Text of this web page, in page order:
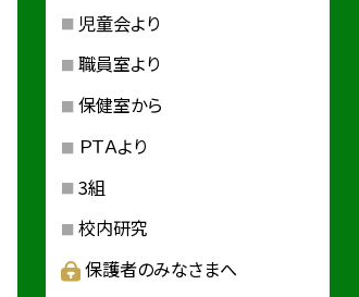
児童会より
職員室より
保健室から
ＰＴＡより
3組
校内研究
保護者のみなさまへ